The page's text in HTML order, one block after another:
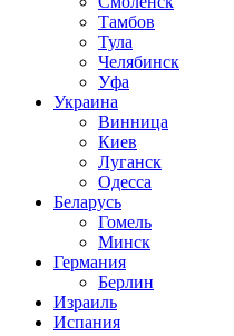
Тамбов
Тула
Челябинск
Уфа
Украина
Винница
Киев
Луганск
Одесса
Беларусь
Гомель
Минск
Германия
Берлин
Израиль
Испания